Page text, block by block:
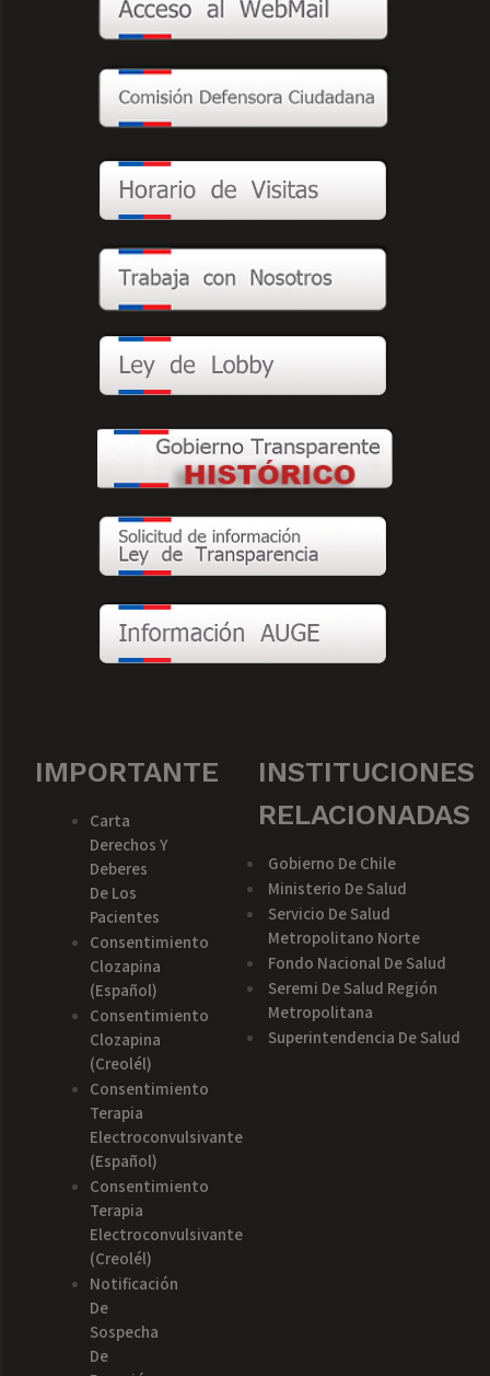
IMPORTANTE
Carta
Derechos Y
Deberes
De Los
Pacientes
Consentimiento
Clozapina
(español)
Consentimiento
Clozapina
(creolél)
Consentimiento
Terapia
Electroconvulsivante
(español)
Consentimiento
Terapia
Electroconvulsivante
(creolél)
Notificación
De
Sospecha
De
INSTITUCIONES
RELACIONADAS
Gobierno De Chile
Ministerio De Salud
Servicio De Salud
Metropolitano Norte
Fondo Nacional De Salud
Seremi De Salud Región
Metropolitana
Superintendencia De Salud